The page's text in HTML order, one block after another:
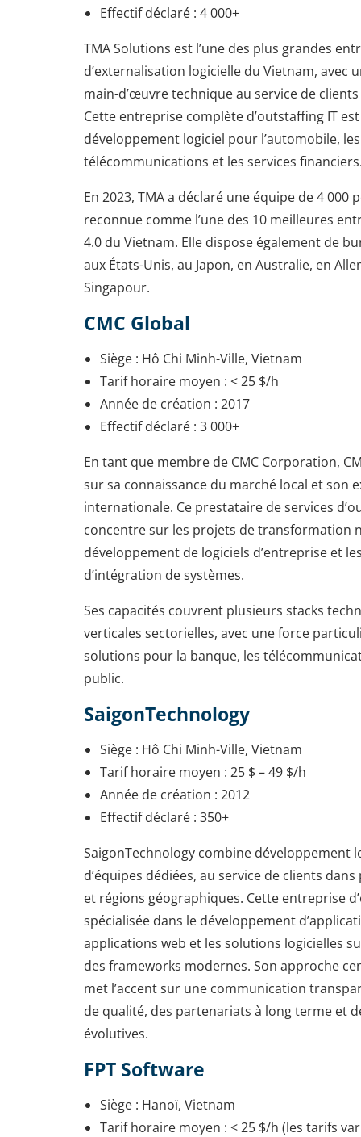
Effectif déclaré : 4 000+
TMA Solutions est l’une des plus grandes
d’externalisation logicielle du Vietnam, avec
main-d’œuvre technique au service de
Cette entreprise complète d’outstaffing IT
développement logiciel pour l’automobile, les
télécommunications et les services
En 2023, TMA a déclaré une équipe de 4 000
reconnue comme l’une des 10 meilleures
4.0 du Vietnam. Elle dispose également de
aux États-Unis, au Japon, en Australie, en
Singapour.
CMC Global
Siège : Hô Chi Minh-Ville, Vietnam
Tarif horaire moyen : < 25 $/h
Année de création : 2017
Effectif déclaré : 3 000+
En tant que membre de CMC Corporation,
sur sa connaissance du marché local et son
internationale. Ce prestataire de services
concentre sur les projets de transformation
développement de logiciels d’entreprise et
d’intégration de systèmes.
Ses capacités couvrent plusieurs stacks
verticales sectorielles, avec une force
solutions pour la banque, les
public.
SaigonTechnology
Siège : Hô Chi Minh-Ville, Vietnam
Tarif horaire moyen : 25 $ – 49 $/h
Année de création : 2012
Effectif déclaré : 350+
SaigonTechnology combine développement
d’équipes dédiées, au service de clients
et régions géographiques. Cette entreprise
spécialisée dans le développement
applications web et les solutions logicielles
des frameworks modernes. Son approche
met l’accent sur une communication
de qualité, des partenariats à long terme et
évolutives.
FPT Software
Siège : Hanoï, Vietnam
Tarif horaire moyen : < 25 $/h (les tarifs